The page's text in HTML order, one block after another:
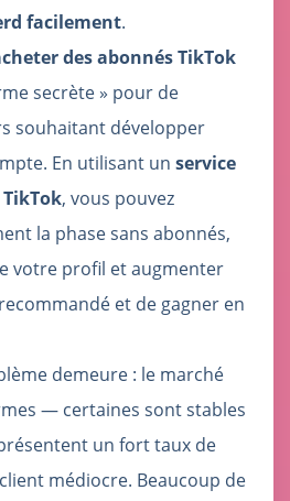
facilement.
des abonnés TikTok
secrète » pour de
souhaitant développer
En utilisant un service
TikTok, vous pouvez
la phase sans abonnés,
votre profil et augmenter
et de gagner en
demeure : le marché
— certaines sont stables
un fort taux de
médiocre. Beaucoup de